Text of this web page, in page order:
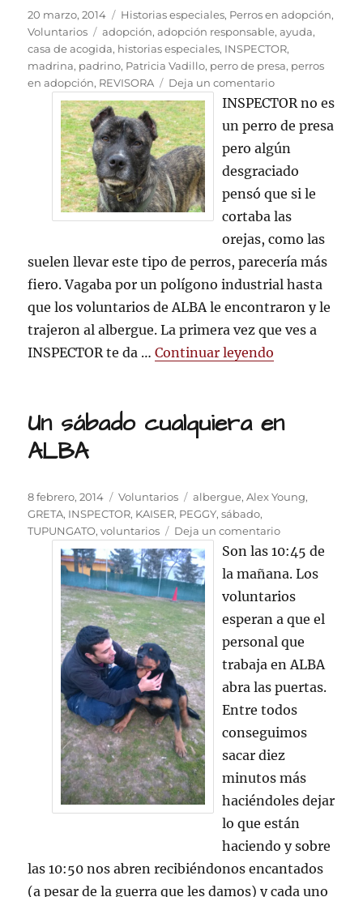
Publicado
el
20 marzo, 2014 Categorías
Historias especiales, Perros en adopción,
Voluntarios
Etiquetas
adopción,adopción responsable,ayuda,
casa de acogida, historias especiales, INSPECTOR,
madrina, padrino, Patricia Vadillo, perro de presa, perros
en adopción, REVISORA Deja un comentarioen
INSPECTOR,
desgracia
de
parecer
perro
de
presa
INSPECTOR no es
un perro de presa
pero algún
desgraciado
pensó que si le
cortaba las
orejas, como las
suelen llevar este tipo de perros, parecería más
fiero. Vagaba por un polígono industrial hasta
que los voluntarios de ALBA le encontraron y le
trajeron al albergue. La primera vez que ves a
INSPECTOR te da …Continuar leyendo
Un sábado cualquiera en
ALBA
Publicado
el
8 febrero, 2014 Categorías
Voluntarios Etiquetas
albergue,Alex Young,
GRETA, INSPECTOR, KAISER, PEGGY,sábado,
TUPUNGATO,voluntarios Deja un comentarioen
Un
cualquiera
en
ALBA
Son las 10:45 de
la mañana. Los
voluntarios
esperan a que el
personal que
trabaja en ALBA
abra las puertas.
Entre todos
conseguimos
sacar diez
minutos más
haciéndoles dejar
lo que están
haciendo y sobre
las 10:50 nos abren recibiéndonos encantados
(a pesar de la guerra que les damos) y cada uno